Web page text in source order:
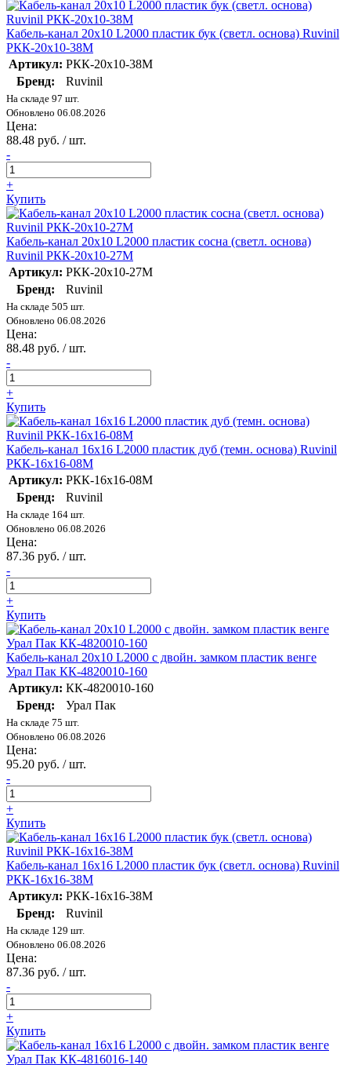
Кабель-канал 20х10 L2000 пластик бук (светл. основа) Ruvinil
РКК-20х10-38М
Артикул: РКК-20х10-38М
Бренд:
Ruvinil
На складе 97 шт.
Обновлено 06.08.2026
Цена:
88.48 руб. / шт.
-
+
Купить
Кабель-канал 20х10 L2000 пластик сосна (светл. основа)
Ruvinil РКК-20х10-27М
Артикул: РКК-20х10-27М
Бренд:
Ruvinil
На складе 505 шт.
Обновлено 06.08.2026
Цена:
88.48 руб. / шт.
-
+
Купить
Кабель-канал 16х16 L2000 пластик дуб (темн. основа) Ruvinil
РКК-16х16-08М
Артикул: РКК-16х16-08М
Бренд:
Ruvinil
На складе 164 шт.
Обновлено 06.08.2026
Цена:
87.36 руб. / шт.
-
+
Купить
Кабель-канал 20х10 L2000 с двойн. замком пластик венге
Урал Пак КК-4820010-160
Артикул: КК-4820010-160
Бренд:
Урал Пак
На складе 75 шт.
Обновлено 06.08.2026
Цена:
95.20 руб. / шт.
-
+
Купить
Кабель-канал 16х16 L2000 пластик бук (светл. основа) Ruvinil
РКК-16х16-38М
Артикул: РКК-16х16-38М
Бренд:
Ruvinil
На складе 129 шт.
Обновлено 06.08.2026
Цена:
87.36 руб. / шт.
-
+
Купить